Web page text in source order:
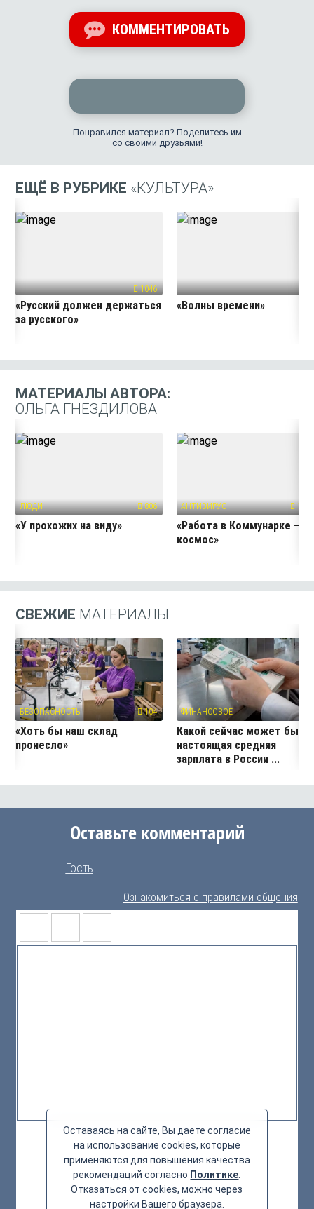
КОММЕНТИРОВАТЬ
Понравился материал? Поделитесь им
со своими друзьями!
ЕЩЁ В РУБРИКЕ «КУЛЬТУРА»
1046
«Русский должен держаться
за русского»
«Волны времени»
МАТЕРИАЛЫ АВТОРА:
ОЛЬГА ГНЕЗДИЛОВА
ЛЮДИ 806
«У прохожих на виду»
АНТИВИРУС
«Работа в Коммунарке —
космос»
СВЕЖИЕ МАТЕРИАЛЫ
БЕЗОПАСНОСТЬ 104
«Хоть бы наш склад
пронесло»
ФИНАНСОВОЕ
Какой сейчас может быть
настоящая средняя
зарплата в России ...
Оставьте комментарий
Гость
Ознакомиться с правилами общения
Оставаясь на сайте, Вы даете согласие
на использование cookies, которые
применяются для повышения качества
рекомендаций согласно Политике
Отказаться от cookies, можно через
настройки Вашего браузера.